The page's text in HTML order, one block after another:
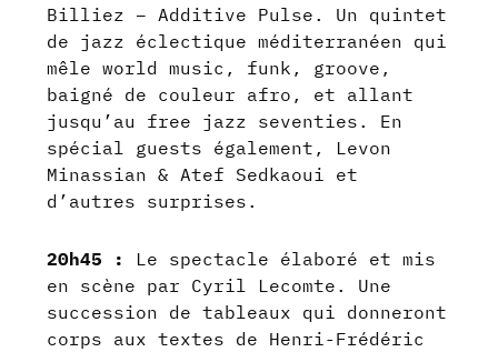
Billiez – Additive Pulse. Un quintet
de jazz éclectique méditerranéen qui
mêle world music, funk, groove,
baigné de couleur afro, et allant
jusqu’au free jazz seventies. En
spécial guests également, Levon
Minassian & Atef Sedkaoui et
d’autres surprises.
20h45 :
Le spectacle élaboré et mis
en scène par Cyril Lecomte. Une
succession de tableaux qui donneront
corps aux textes de Henri-Frédéric